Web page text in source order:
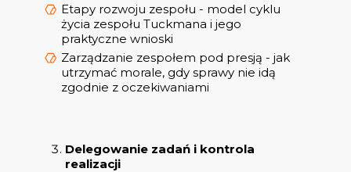
Etapy rozwoju zespołu - model cyklu
życia zespołu Tuckmana i jego
praktyczne wnioski
Zarządzanie zespołem pod presją - jak
utrzymać morale, gdy sprawy nie idą
zgodnie z oczekiwaniami
Delegowanie zadań i kontrola
realizacji